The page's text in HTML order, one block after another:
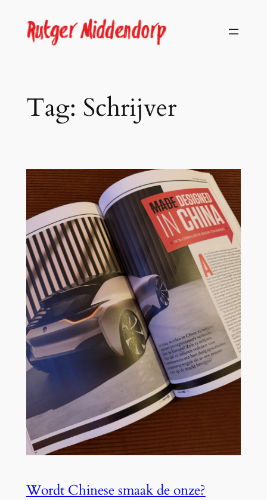
content
Tag: Schrijver
Wordt Chinese smaak de onze?